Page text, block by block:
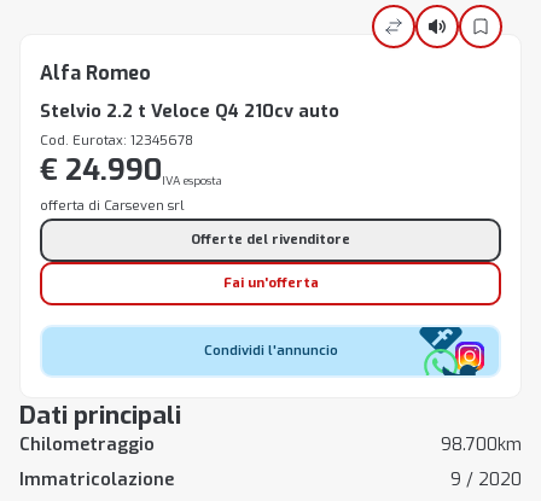
Dati principali
Chilometraggio
98.700km
Immatricolazione
9 / 2020
Alfa Romeo
Stelvio 2.2 t Veloce Q4 210cv auto
Cod. Eurotax: 12345678
€ 24.990IVA esposta
offerta di Carseven srl
Offerte del rivenditore
Fai un'offerta
Condividi l'annuncio